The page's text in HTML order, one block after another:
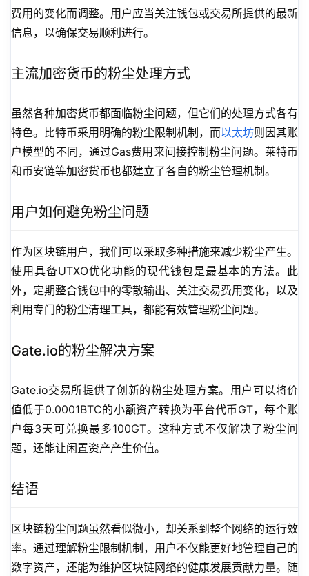
费用的变化而调整。用户应当关注钱包或交易所提供的最新
信息，以确保交易顺利进行。
主流加密货币的粉尘处理方式
虽然各种加密货币都面临粉尘问题，但它们的处理方式各有
特色。比特币采用明确的粉尘限制机制，而以太坊则因其账
户模型的不同，通过Gas费用来间接控制粉尘问题。莱特币
和币安链等加密货币也都建立了各自的粉尘管理机制。
用户如何避免粉尘问题
作为区块链用户，我们可以采取多种措施来减少粉尘产生。
使用具备UTXO优化功能的现代钱包是最基本的方法。此
外，定期整合钱包中的零散输出、关注交易费用变化，以及
利用专门的粉尘清理工具，都能有效管理粉尘问题。
Gate.io的粉尘解决方案
Gate.io交易所提供了创新的粉尘处理方案。用户可以将价
值低于0.0001BTC的小额资产转换为平台代币GT，每个账
户每3天可兑换最多100GT。这种方式不仅解决了粉尘问
题，还能让闲置资产产生价值。
结语
区块链粉尘问题虽然看似微小，却关系到整个网络的运行效
率。通过理解粉尘限制机制，用户不仅能更好地管理自己的
数字资产，还能为维护区块链网络的健康发展贡献力量。随